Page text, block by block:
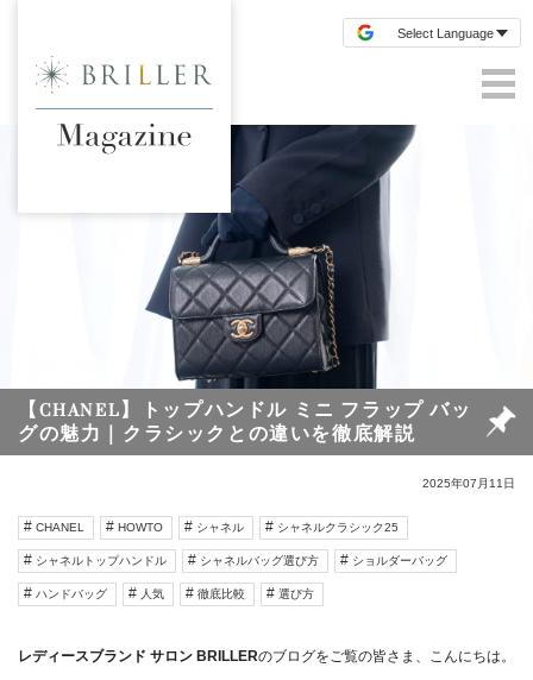
【CHANEL】トップハンドル ミニ フラップ バッ
グの魅力｜クラシックとの違いを徹底解説
2025年07月11日
CHANEL HOWTO シャネル シャネルクラシック25
シャネルトップハンドル シャネルバッグ選び方 ショルダーバッグ
ハンドバッグ 人気 徹底比較 選び方
レディースブランド サロン BRILLERのブログをご覧の皆さま、こんにちは。